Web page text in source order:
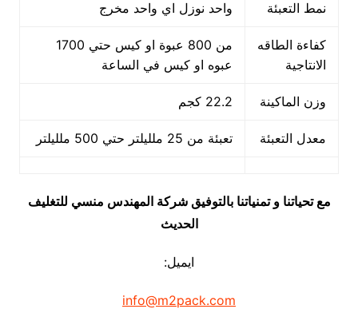
نمط التعبئة واحد نوزل اي واحد مخرج
كفاءة الطاقه
الانتاجية
من 800 عبوة او كيس حتي 1700
عبوه او كيس في الساعة
وزن الماكينة 22.2 كجم
معدل التعبئة تعبئة من 25 ملليلتر حتي 500 ملليلتر
مع تحياتنا و تمنياتنا بالتوفيق شركة المهندس منسي للتغليف
الحديث
ايميل:
info@m2pack.com